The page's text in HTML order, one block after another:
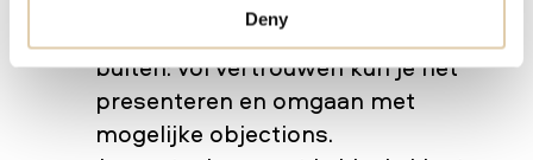
Deny
Je kent je product van binnen en
buiten: vol vertrouwen kun je het
presenteren en omgaan met
mogelijke objections.